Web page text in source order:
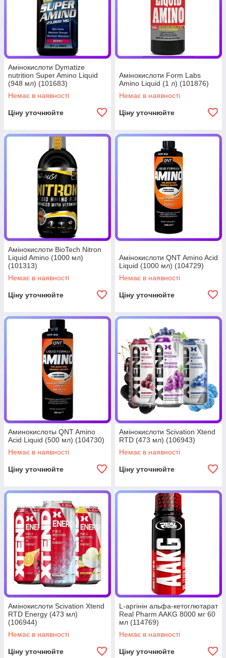
Амінокислоти Dymatize
nutrition Super Amino Liquid
(948 мл) (101683)
Немає в наявності
Ціну уточнюйте
Амінокислоти Form Labs
Amino Liquid (1 л) (101876)
Немає в наявності
Ціну уточнюйте
Амінокислоти BioTech Nitron
Liquid Amino (1000 мл)
(101313)
Немає в наявності
Ціну уточнюйте
Амінокислоти QNT Amino Acid
Liquid (1000 мл) (104729)
Немає в наявності
Ціну уточнюйте
Аминокислоты QNT Amino
Acid Liquid (500 мл) (104730)
Немає в наявності
Ціну уточнюйте
Амінокислоти Scivation Xtend
RTD (473 мл) (106943)
Немає в наявності
Ціну уточнюйте
Амінокислоти Scivation Xtend
RTD Energy (473 мл)
(106944)
Немає в наявності
Ціну уточнюйте
L-аргінін альфа-кетоглютарат
Real Pharm AAKG 8000 мг 60
мл (114769)
Немає в наявності
Ціну уточнюйте